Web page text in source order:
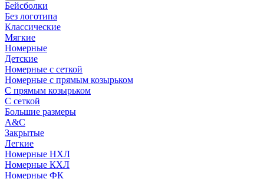
Бейсболки
Без логотипа
Классические
Мягкие
Номерные
Детские
Номерные с сеткой
Номерные с прямым козырьком
С прямым козырьком
С сеткой
Большие размеры
A&C
Закрытые
Легкие
Номерные НХЛ
Номерные КХЛ
Номерные ФК